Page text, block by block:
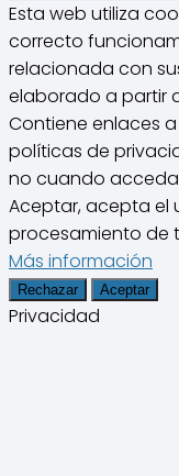
Esta web utiliza
correcto
relacionada con
elaborado a partir
Contiene enlaces
políticas de
no cuando
Aceptar, acepta el
procesamiento de
Más información
Rechazar Aceptar
Privacidad